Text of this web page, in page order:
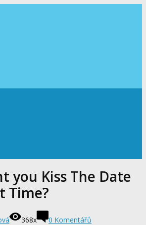
you Kiss The Date
Time?
368x
0 Komentářů